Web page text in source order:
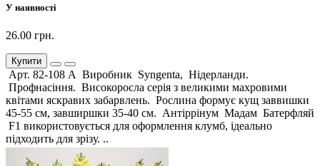
У наявності
26.00 грн.
Купити
Арт. 82-108 А Виробник Syngenta, Нідерланди.
Профнасіння. Високоросла серія з великими махровими
квітами яскравих забарвлень. Рослина формує кущ заввишки
45-55 см, завширшки 35-40 см. Антіррінум Мадам Батерфляй
F1 використовується для оформлення клумб, ідеально
підходить для зрізу. ..